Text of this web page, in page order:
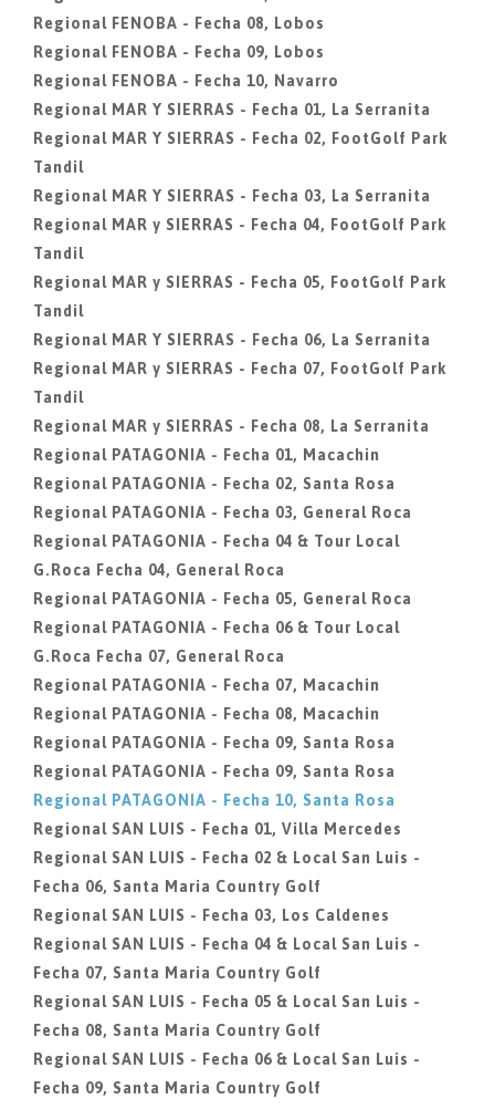
Regional FENOBA - Fecha 08, Lobos
Regional FENOBA - Fecha 09, Lobos
Regional FENOBA - Fecha 10, Navarro
Regional MAR Y SIERRAS - Fecha 01, La Serranita
Regional MAR Y SIERRAS - Fecha 02, FootGolf Park
Tandil
Regional MAR Y SIERRAS - Fecha 03, La Serranita
Regional MAR y SIERRAS - Fecha 04, FootGolf Park
Tandil
Regional MAR y SIERRAS - Fecha 05, FootGolf Park
Tandil
Regional MAR Y SIERRAS - Fecha 06, La Serranita
Regional MAR y SIERRAS - Fecha 07, FootGolf Park
Tandil
Regional MAR y SIERRAS - Fecha 08, La Serranita
Regional PATAGONIA - Fecha 01, Macachin
Regional PATAGONIA - Fecha 02, Santa Rosa
Regional PATAGONIA - Fecha 03, General Roca
Regional PATAGONIA - Fecha 04 & Tour Local
G.Roca Fecha 04, General Roca
Regional PATAGONIA - Fecha 05, General Roca
Regional PATAGONIA - Fecha 06 & Tour Local
G.Roca Fecha 07, General Roca
Regional PATAGONIA - Fecha 07, Macachin
Regional PATAGONIA - Fecha 08, Macachin
Regional PATAGONIA - Fecha 09, Santa Rosa
Regional PATAGONIA - Fecha 09, Santa Rosa
Regional PATAGONIA - Fecha 10, Santa Rosa
Regional SAN LUIS - Fecha 01, Villa Mercedes
Regional SAN LUIS - Fecha 02 & Local San Luis -
Fecha 06, Santa Maria Country Golf
Regional SAN LUIS - Fecha 03, Los Caldenes
Regional SAN LUIS - Fecha 04 & Local San Luis -
Fecha 07, Santa Maria Country Golf
Regional SAN LUIS - Fecha 05 & Local San Luis -
Fecha 08, Santa Maria Country Golf
Regional SAN LUIS - Fecha 06 & Local San Luis -
Fecha 09, Santa Maria Country Golf